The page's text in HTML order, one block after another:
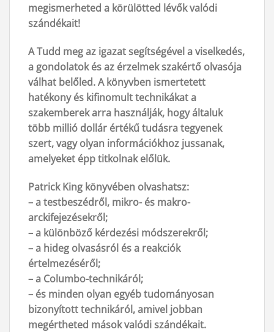
megismerheted a körülötted lévők valódi
szándékait!
A Tudd meg az igazat segítségével a viselkedés,
a gondolatok és az érzelmek szakértő olvasója
válhat belőled. A könyvben ismertetett
hatékony és kifinomult technikákat a
szakemberek arra használják, hogy általuk
több millió dollár értékű tudásra tegyenek
szert, vagy olyan információkhoz jussanak,
amelyeket épp titkolnak előlük.
Patrick King könyvében olvashatsz:
– a testbeszédről, mikro- és makro-
arckifejezésekről;
– a különböző kérdezési módszerekről;
– a hideg olvasásról és a reakciók
értelmezéséről;
– a Columbo-technikáról;
– és minden olyan egyéb tudományosan
bizonyított technikáról, amivel jobban
megértheted mások valódi szándékait.